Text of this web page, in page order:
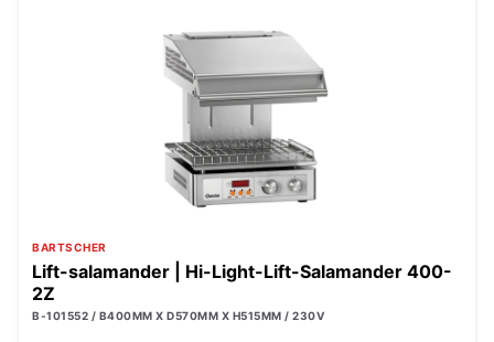
BARTSCHER
Lift-salamander | Hi-Light-Lift-Salamander 400-
2Z
B-101552 / B400MM X D570MM X H515MM / 230V